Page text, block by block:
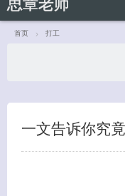
思章老师
首页 打工
一文告诉你究